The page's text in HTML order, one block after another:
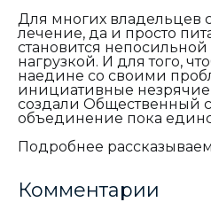
Для многих владельцев
лечение, да и просто
становится
нагрузкой. И для того,
наедине со своими
инициативные незрячие
создали Общественный
объединение пока
Подробнее
Комментарии